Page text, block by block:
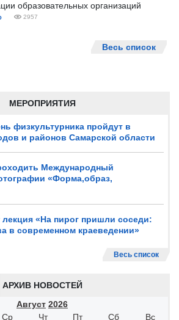
МЕРОПРИЯТИЯ
физкультурника пройдут в
и районов Самарской области
Международный
«Форма,образ,
«На пирог пришли соседи:
в современном краеведении»
Весь список
АРХИВ НОВОСТЕЙ
Август 2026
Ср Чт Пт Сб Вс
образовательных организаций
2957
Весь список